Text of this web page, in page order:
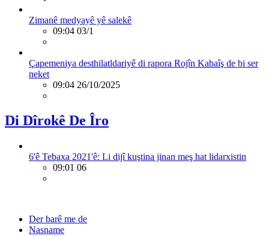
Zimanê medyayê yê salekê
09:04 03/1
Çapemeniya desthilatldariyê di rapora Rojîn Kabaîş de bi ser
neket
09:04 26/10/2025
Di Dîrokê De Îro
6'ê Tebaxa 2021'ê: Li dijî kuştina jinan meş hat lidarxistin
09:01 06
Der barê me de
Nasname